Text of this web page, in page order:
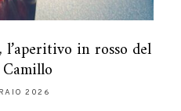
in rosso del
2026